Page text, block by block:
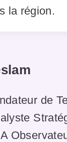
la région.
de